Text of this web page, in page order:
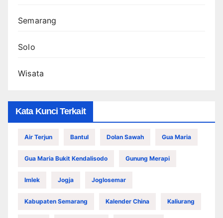
Semarang
Solo
Wisata
Kata Kunci Terkait
Air Terjun Bantul Dolan Sawah Gua Maria
Gua Maria Bukit Kendalisodo Gunung Merapi
Imlek Jogja Joglosemar
Kabupaten Semarang Kalender China Kaliurang